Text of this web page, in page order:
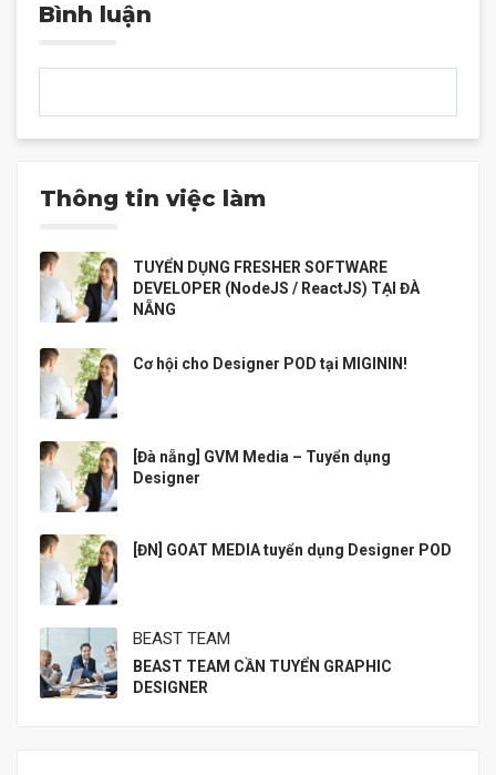
Bình luận
Thông tin việc làm
TUYỂN DỤNG FRESHER SOFTWARE
DEVELOPER (NodeJS / ReactJS) TẠI ĐÀ
NẴNG
Cơ hội cho Designer POD tại MIGININ!
[Đà nẵng] GVM Media – Tuyển dụng
Designer
[ĐN] GOAT MEDIA tuyển dụng Designer POD
BEAST TEAM
BEAST TEAM CẦN TUYỂN GRAPHIC
DESIGNER